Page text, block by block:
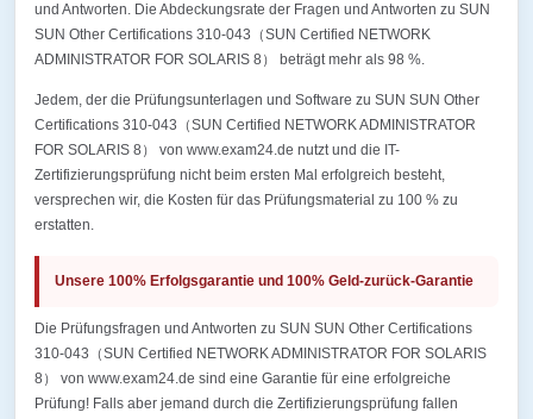
und Antworten. Die Abdeckungsrate der Fragen und Antworten zu SUN
SUN Other Certifications 310-043（SUN Certified NETWORK
ADMINISTRATOR FOR SOLARIS 8） beträgt mehr als 98 %.
Jedem, der die Prüfungsunterlagen und Software zu SUN SUN Other
Certifications 310-043（SUN Certified NETWORK ADMINISTRATOR
FOR SOLARIS 8） von www.exam24.de nutzt und die IT-
Zertifizierungsprüfung nicht beim ersten Mal erfolgreich besteht,
versprechen wir, die Kosten für das Prüfungsmaterial zu 100 % zu
erstatten.
Unsere 100% Erfolgsgarantie und 100% Geld-zurück-Garantie
Die Prüfungsfragen und Antworten zu SUN SUN Other Certifications
310-043（SUN Certified NETWORK ADMINISTRATOR FOR SOLARIS
8） von www.exam24.de sind eine Garantie für eine erfolgreiche
Prüfung! Falls aber jemand durch die Zertifizierungsprüfung fallen